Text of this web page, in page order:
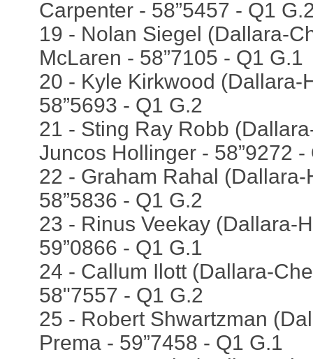
Carpenter - 58”5457 - Q1
19 - Nolan Siegel (Dallara-
McLaren - 58”7105 - Q1 G.1
20 - Kyle Kirkwood (Dallara-
58”5693 - Q1 G.2
21 - Sting Ray Robb
Juncos Hollinger - 58”9272 -
22 - Graham Rahal
58”5836 - Q1 G.2
23 - Rinus Veekay (Dallara-
59”0866 - Q1 G.1
24 - Callum Ilott (Dallara-
58"7557 - Q1 G.2
25 - Robert Shwartzman
Prema - 59”7458 - Q1 G.1